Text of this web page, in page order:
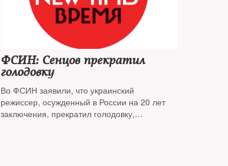
ФСИН: Сенцов прекратил
голодовку
Во ФСИН заявили, что украинский
режиссер, осужденный в России на 20 лет
заключения, прекратил голодовку,